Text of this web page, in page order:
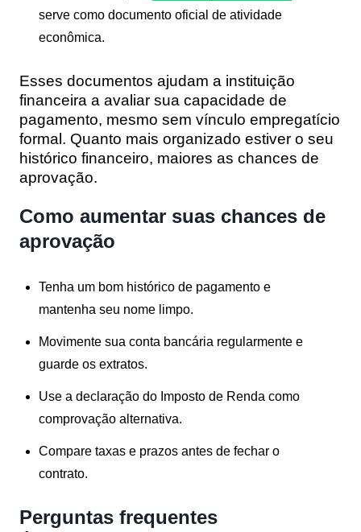
serve como documento oficial de atividade
econômica.
Esses documentos ajudam a instituição
financeira a avaliar sua capacidade de
pagamento, mesmo sem vínculo empregatício
formal. Quanto mais organizado estiver o seu
histórico financeiro, maiores as chances de
aprovação.
Como aumentar suas chances de
aprovação
Tenha um bom histórico de pagamento e
mantenha seu nome limpo.
Movimente sua conta bancária regularmente e
guarde os extratos.
Use a declaração do Imposto de Renda como
comprovação alternativa.
Compare taxas e prazos antes de fechar o
contrato.
Perguntas frequentes